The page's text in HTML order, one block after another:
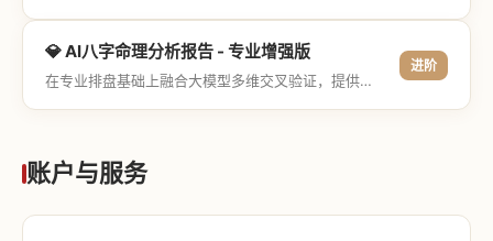
💎 AI八字命理分析报告 - 专业增强版
在专业排盘基础上融合大模型多维交叉验证，提供更详尽的流年推演、应期运筹、象意深度剖析，以及全方位的运筹决策指导。
进阶
账户与服务